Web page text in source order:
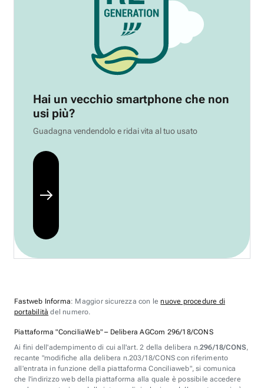
Hai un vecchio smartphone che non
usi più?
Guadagna vendendolo e ridai vita al tuo usato
Fastweb Informa: Maggior sicurezza con lenuove procedure di
portabilità del numero.
Piattaforma "ConciliaWeb" – Delibera AGCom 296/18/CONS
Ai fini dell'adempimento di cui all'art. 2 della delibera n.296/18/CONS,
recante "modifiche alla delibera n.203/18/CONS con riferimento
all'entrata in funzione della piattaforma Conciliaweb", si comunica
che l'indirizzo web della piattaforma alla quale è possibile accedere